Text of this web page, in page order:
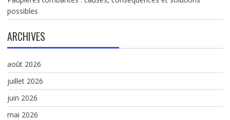
possibles
ARCHIVES
août 2026
juillet 2026
juin 2026
mai 2026